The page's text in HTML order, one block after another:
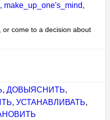
make_up_one's_mind,
or come to a decision about
, ДОВЫЯСНИТЬ,
,УСТАНАВЛИВАТЬ,